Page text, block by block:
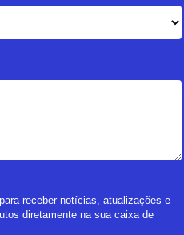
receber notícias, atualizações e
diretamente na sua caixa de